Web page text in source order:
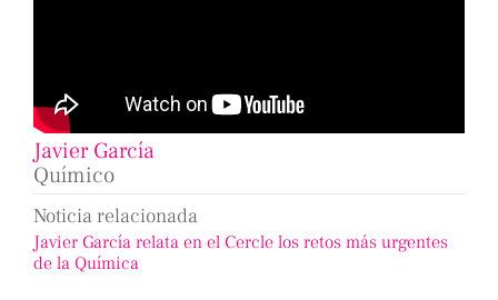
Javier García
Químico
Noticia relacionada
Javier García relata en el Cercle los retos más urgentes
de la Química